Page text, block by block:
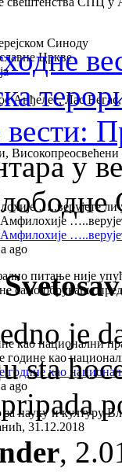
Синоду
Цркве
Анђелес, Лас
…..верујете ли
ago
питање није
не само обрукаше
као национални
године као
године као
ago
науку и културу
31.12.2018
у
je
sta
,